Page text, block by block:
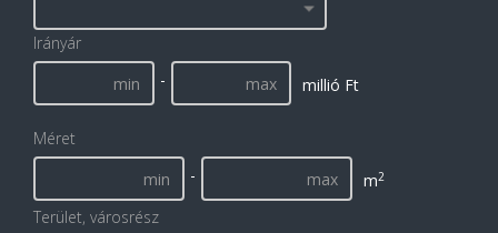
Irányár
-
millió Ft
Méret
-
m2
Terület, városrész